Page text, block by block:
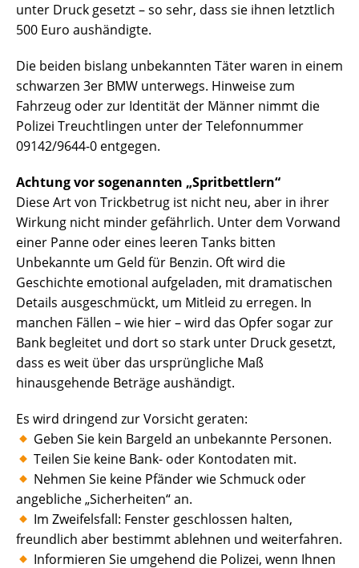
unter Druck gesetzt – so sehr, dass sie ihnen letztlich
500 Euro aushändigte.
Die beiden bislang unbekannten Täter waren in einem
schwarzen 3er BMW unterwegs. Hinweise zum
Fahrzeug oder zur Identität der Männer nimmt die
Polizei Treuchtlingen unter der Telefonnummer
09142/9644-0 entgegen.
Achtung vor sogenannten „Spritbettlern“
Diese Art von Trickbetrug ist nicht neu, aber in ihrer
Wirkung nicht minder gefährlich. Unter dem Vorwand
einer Panne oder eines leeren Tanks bitten
Unbekannte um Geld für Benzin. Oft wird die
Geschichte emotional aufgeladen, mit dramatischen
Details ausgeschmückt, um Mitleid zu erregen. In
manchen Fällen – wie hier – wird das Opfer sogar zur
Bank begleitet und dort so stark unter Druck gesetzt,
dass es weit über das ursprüngliche Maß
hinausgehende Beträge aushändigt.
Es wird dringend zur Vorsicht geraten:
Geben Sie kein Bargeld an unbekannte Personen.
Teilen Sie keine Bank- oder Kontodaten mit.
Nehmen Sie keine Pfänder wie Schmuck oder
angebliche „Sicherheiten“ an.
Im Zweifelsfall: Fenster geschlossen halten,
freundlich aber bestimmt ablehnen und weiterfahren.
Informieren Sie umgehend die Polizei, wenn Ihnen